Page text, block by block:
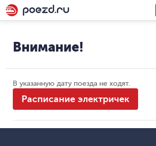
Внимание!
В указанную дату поезда не ходят.
Расписание электричек